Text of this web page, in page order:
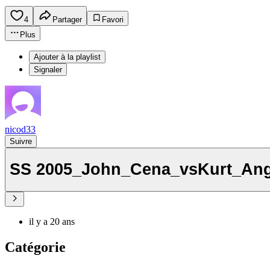
4 Partager
Favori
Plus
Ajouter à la playlist
Signaler
nicod33
Suivre
SS
il y a 20 ans
Catégorie